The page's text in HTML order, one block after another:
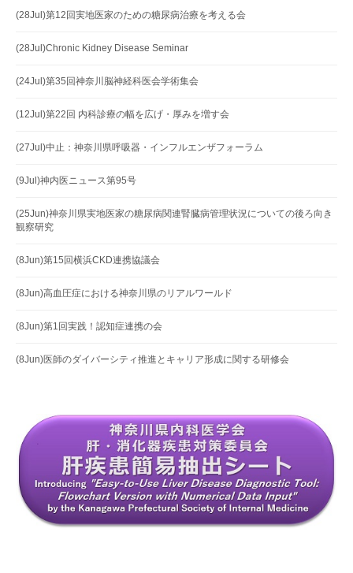
(28Jul)第12回実地医家のための糖尿病治療を考える会
(28Jul)Chronic Kidney Disease Seminar
(24Jul)第35回神奈川脳神経科医会学術集会
(12Jul)第22回 内科診療の幅を広げ・厚みを増す会
(27Jul)中止：神奈川県呼吸器・インフルエンザフォーラム
(9Jul)神内医ニュース第95号
(25Jun)神奈川県実地医家の糖尿病関連腎臓病管理状況についての後ろ向き
観察研究
(8Jun)第15回横浜CKD連携協議会
(8Jun)高血圧症における神奈川県のリアルワールド
(8Jun)第1回実践！認知症連携の会
(8Jun)医師のダイバーシティ推進とキャリア形成に関する研修会